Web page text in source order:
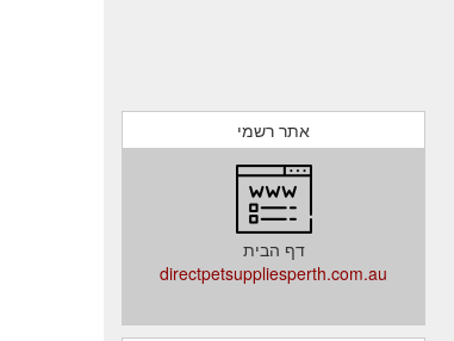
אתר רשמי
דף הבית
directpetsuppliesperth.com.au